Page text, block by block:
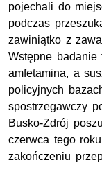
pojechali do
podczas
zawiniątko z
Wstępne badanie
amfetamina, a
policyjnych
spostrzegawczy
Busko-Zdrój
czerwca tego
zakończeniu